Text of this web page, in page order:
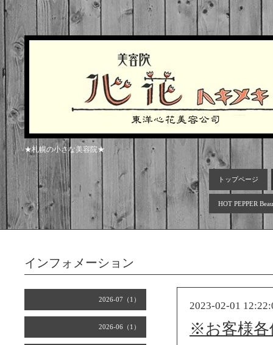
★札幌の小さな美容院★
トップページ
HOT PEPPER
2026-07（1）
2026-06（1）
インフォメーション
2023-02-01
※お客様